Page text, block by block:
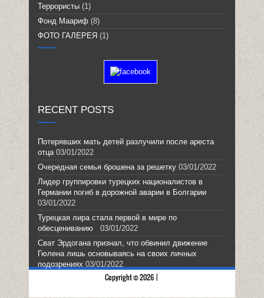
Террористы (1)
Фонд Маариф (8)
ФОТО ГАЛЕРЕЯ (1)
RECENT POSTS
Потерявших мать детей разлучили после ареста
отца 03/01/2022
Очередная семья брошена за решетку 03/01/2022
Лидер группировки турецких националистов в
Германии погиб в дорожной аварии в Болгарии
03/01/2022
Турецкая лира стала первой в мире по
обесцениванию
03/01/2022
Сват Эрдогана признал, что обвинил движение
Гюлена лишь основываясь на своих личных
подозрениях 03/01/2022
Copyright © 2026 |